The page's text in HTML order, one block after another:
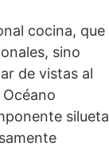
cocina, que
sino
de vistas al
silueta